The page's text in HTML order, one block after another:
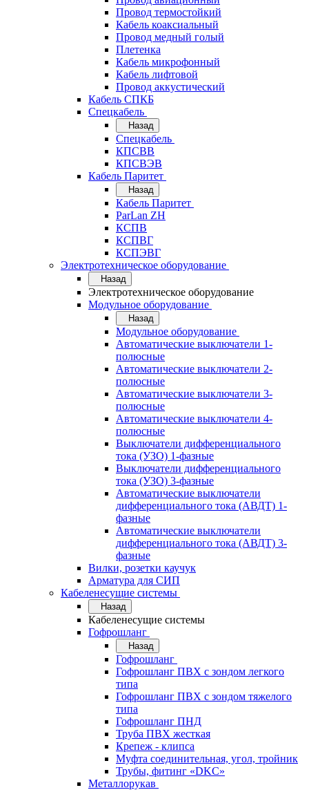
Провод термостойкий
Кабель коаксиальный
Провод медный голый
Плетенка
Кабель микрофонный
Кабель лифтовой
Провод аккустический
Кабель СПКБ
Спецкабель
Назад
Спецкабель
КПСВВ
КПСВЭВ
Кабель Паритет
Назад
Кабель Паритет
ParLan ZH
КСПВ
КСПВГ
КСПЭВГ
Электротехническое оборудование
Назад
Электротехническое оборудование
Модульное оборудование
Назад
Модульное оборудование
Автоматические выключатели 1-
полюсные
Автоматические выключатели 2-
полюсные
Автоматические выключатели 3-
полюсные
Автоматические выключатели 4-
полюсные
Выключатели дифференциального
тока (УЗО) 1-фазные
Выключатели дифференциального
тока (УЗО) 3-фазные
Автоматические выключатели
дифференциального тока (АВДТ) 1-
фазные
Автоматические выключатели
дифференциального тока (АВДТ) 3-
фазные
Вилки, розетки каучук
Арматура для СИП
Кабеленесущие системы
Назад
Кабеленесущие системы
Гофрошланг
Назад
Гофрошланг
Гофрошланг ПВХ с зондом легкого
типа
Гофрошланг ПВХ с зондом тяжелого
типа
Гофрошланг ПНД
Труба ПВХ жесткая
Крепеж - клипса
Муфта соединительная, угол, тройник
Трубы, фитинг «DKC»
Металлорукав